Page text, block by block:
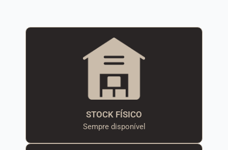
STOCK FÍSICO
Sempre disponível